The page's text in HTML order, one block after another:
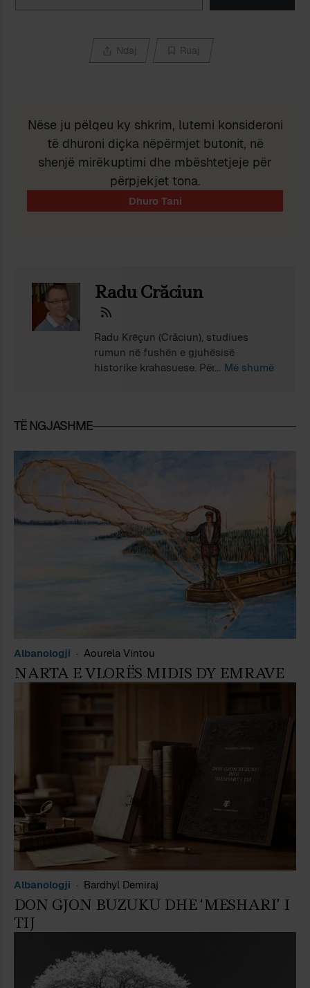
Ndaj Ruaj
Nëse ju pëlqeu ky shkrim, lutemi konsideroni
të dhuroni diçka nëpërmjet butonit, në
shenjë mirëkuptimi dhe mbështetjeje për
përpjekjet tona.
Radu Crăciun
Radu Krëçun (Crăciun), studiues
rumun në fushën e gjuhësisë
historike krahasuese. Për më shumë
studime për gjuhën shqipe në
radu.craciun@yahoo.com
Më shumë
TË NGJASHME
Albanologji Aourela Vintou
NARTA E VLORËS MIDIS DY EMRAVE
Albanologji Bardhyl Demiraj
DON GJON BUZUKU DHE ‘MESHARI’ I
TIJ